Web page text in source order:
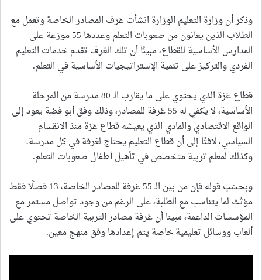
وذكر أن وزارة التعليم الوزارة انشأت غرف المصادر الخاصة وتعمل مع
الطلاب الذين يعانون من صعوبات التعلم وعددها 55 موزعة على
المدارس الأساسية للقطاع، مبينًا أن تلك الغرف تقدم خدمات التعليم
الفردي والتركيز على تنمية الإستراتيجيات الأساسية في التعلم.
قطاع غزة الذي يحتوي على ما يقارب الـ 80 مدرسة من المرحلة
الأساسية، لا يكفي له 55 غرفة للمصادر، وذلك وفق أبو فضة يعود إلى
الواقع الاقتصادي والمادي الذي يعيشه قطاع غزة منذ الانقسام
السياسي، لافتًا إلى أن قطاع التعليم يحتاج لغرفة في كل مدرسة،
وكذلك لمعلم تربية متخصص في تأهيل أطفال صعوبات التعلم.
وبحسَب قوله فإن من بين الـ 55 غرفة للمصادر الخاصة، 13 فصلًا فقط
مؤثث لما يتناسب مع الطلبة، على الرغم من وجود تواصل مستمر مع
المؤسسات الداعمة، مبينا أن غرفة مصادر التربية الخاصة تحتوي على
ألعاب ووسائل تعليمية خاصة يتم إعدادها وفق منهج معين.